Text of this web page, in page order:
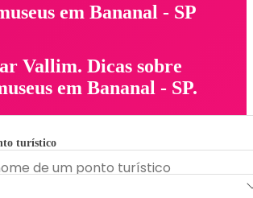
em Bananal - SP
Vallim. Dicas sobre
em Bananal - SP.
turístico